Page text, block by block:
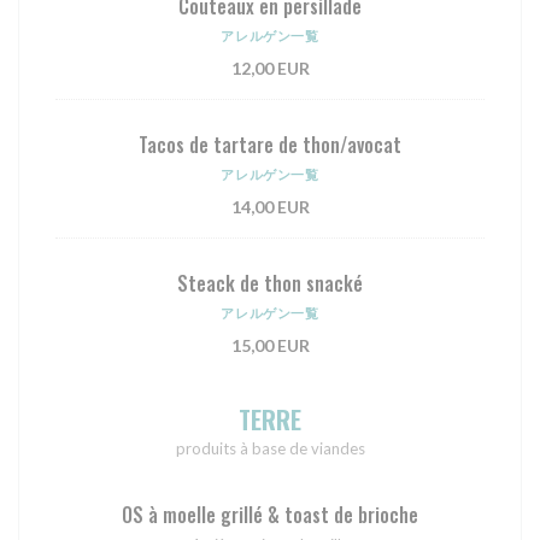
Couteaux en persillade
アレルゲン一覧
12,00 EUR
Tacos de tartare de thon/avocat
アレルゲン一覧
14,00 EUR
Steack de thon snacké
アレルゲン一覧
15,00 EUR
TERRE
produits à base de viandes
OS à moelle grillé & toast de brioche